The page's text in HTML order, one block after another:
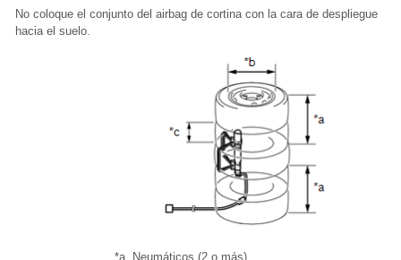
No coloque el conjunto del airbag de cortina con la cara de despliegue
hacia el suelo.
*a Neumáticos (2 o más)